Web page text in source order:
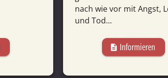
nach wie vor mit Angst,
und Tod...
description Informieren